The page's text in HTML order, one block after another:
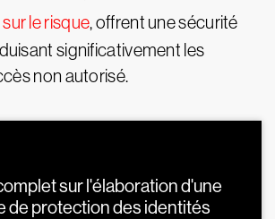
le risque, offrent une sécurité
significativement les
non autorisé.
sur l'élaboration d'une
de protection des identités